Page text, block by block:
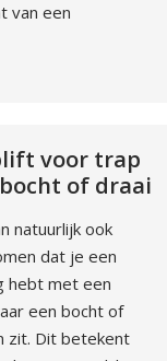
van een
voor trap
of draai
natuurlijk ook
dat je een
hebt met een
een bocht of
zit. Dit betekent